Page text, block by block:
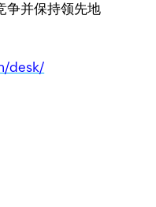
争并保持领先地
desk/